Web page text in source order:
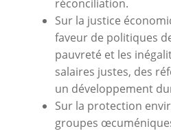
réconciliation.
Sur la justice
faveur de politiques
pauvreté et les
salaires justes, des
un développement
Sur la protection
groupes